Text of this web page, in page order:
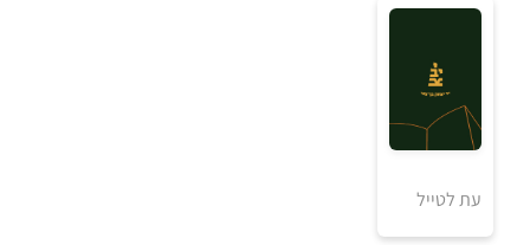
₪
למידע ולרכישהעת לטייל